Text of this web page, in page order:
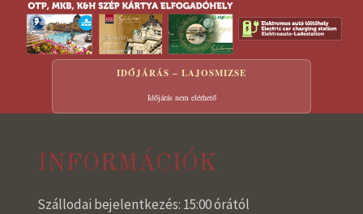
IDŐJÁRÁS – LAJOSMIZSE
Időjárás nem elérhető
INFORMÁCIÓK
Szállodai bejelentkezés: 15:00 órától